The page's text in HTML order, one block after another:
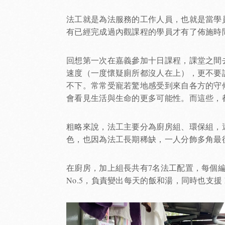
法工就是為法服務的工作人員，也就是當
有已經完成過內觀課程的學員才有了佈施
回想第一次在嘉義參加十日課程，課堂之
速度（一度懷疑廁所都沒人在上），更不
不下。常常受寵若驚地感受到來自各方的
會看見生活與生命的更多可能性。而這些
粗略來說，法工主要分為廚房組、環保組
色，也因為法工長期稀缺，一人分飾多角
在廚房，加上組長共有7名法工配置，每個
No.5，負責變出每天的飯和湯，同時也支